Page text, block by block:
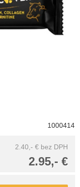
1000414
2.40,- € bez DPH
2.95,- €